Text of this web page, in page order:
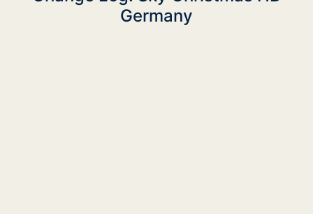
Germany